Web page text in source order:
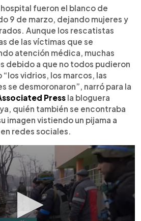
fueron el blanco de
9 de marzo, dejando mujeres y
Aunque los rescatistas
de las víctimas que se
atención médica, muchas
debido a que no todos pudieron
vidrios, los marcos, las
se desmoronaron”, narró para la
Press la bloguera
quién también se encontraba
imagen vistiendo un pijama a
redes sociales.